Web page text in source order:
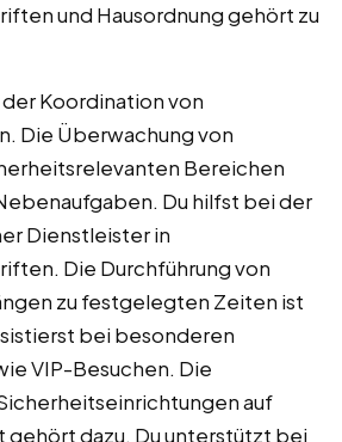
und Hausordnung gehört zu
Koordination von
Die Überwachung von
Bereichen
Du hilfst bei der
Dienstleister in
Die Durchführung von
zu festgelegten Zeiten ist
bei besonderen
VIP-Besuchen. Die
auf
gehört dazu. Du unterstützt bei